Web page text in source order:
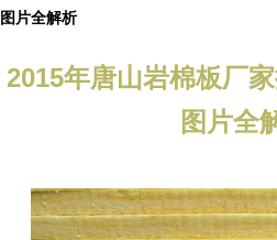
图片全解析
2015年唐山岩棉板厂
图片全